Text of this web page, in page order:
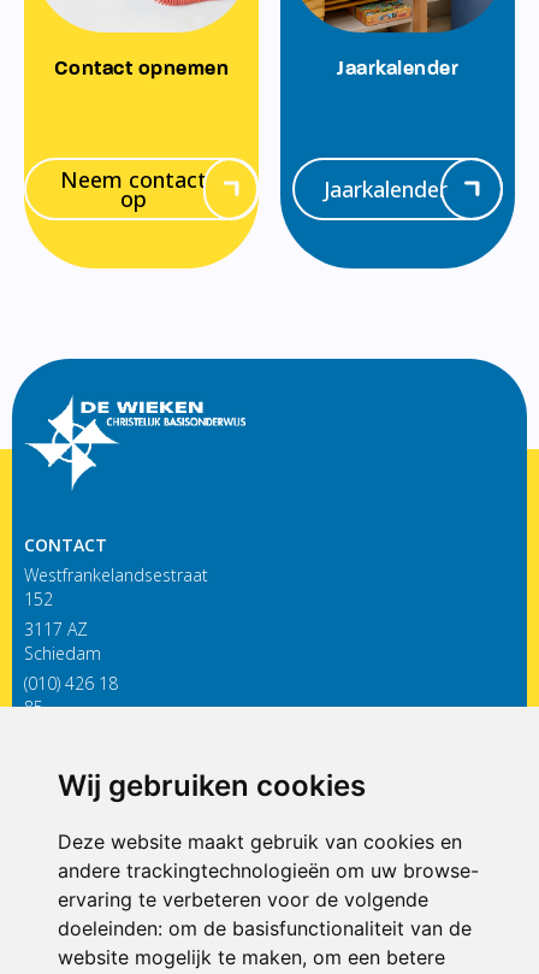
Wij gebruiken cookies
Deze website maakt gebruik van cookies en
andere trackingtechnologieën om uw browse-
ervaring te verbeteren voor de volgende
doeleinden: om de basisfunctionaliteit van de
website mogelijk te maken, om een betere
Contact opnemen
Neem contact
op
Jaarkalender
Jaarkalender
CONTACT
Westfrankelandsestraat
152
3117 AZ
Schiedam
(010) 426 18
85
ONDERDEEL VAN